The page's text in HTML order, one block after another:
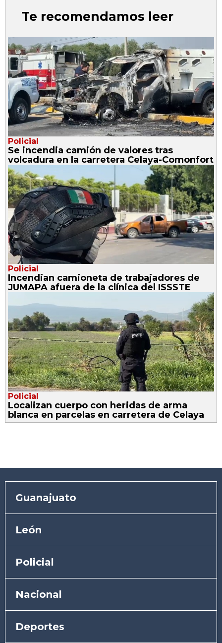
Te recomendamos leer
Policial
Se incendia camión de valores tras
volcadura en la carretera Celaya-Comonfort
Policial
Incendian camioneta de trabajadores de
JUMAPA afuera de la clínica del ISSSTE
Policial
Localizan cuerpo con heridas de arma
blanca en parcelas en carretera de Celaya
Guanajuato
León
Policial
Nacional
Deportes